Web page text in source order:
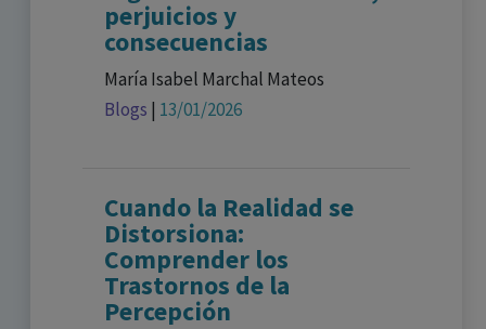
perjuicios y
consecuencias
María Isabel Marchal Mateos
Blogs | 13/01/2026
Cuando la Realidad se
Distorsiona:
Comprender los
Trastornos de la
Percepción